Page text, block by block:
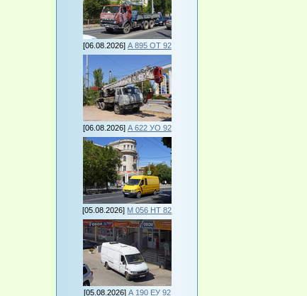
[06.08.2026] А 895 ОТ 92
[06.08.2026] А 622 УО 92
[05.08.2026] М 056 НТ 82
[05.08.2026] А 190 ЕУ 92